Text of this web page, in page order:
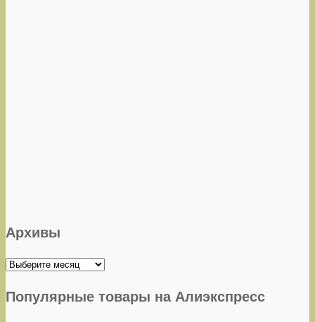
Архивы
Архивы
Популярные товары на Алиэкспресс